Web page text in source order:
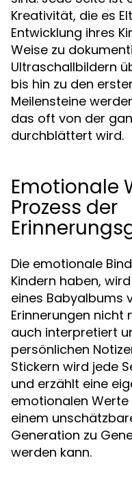
Kreativität, die es
Entwicklung ihres
Weise zu
Ultraschallbildern
bis hin zu den
Meilensteine
das oft von der
durchblättert wird.
Emotionale
Prozess der
Die emotionale
Kindern haben,
eines Babyalbums
Erinnerungen nicht
auch interpretiert
persönlichen
Stickern wird jede
und erzählt eine
emotionalen
einem
Generation zu
werden kann.